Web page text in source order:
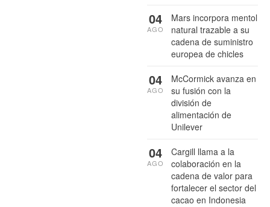
Mars incorpora mentol
natural trazable a su
cadena de suministro
europea de chicles
04
AGO
McCormick avanza en
su fusión con la
división de
alimentación de
Unilever
04
AGO
Cargill llama a la
colaboración en la
cadena de valor para
fortalecer el sector del
cacao en Indonesia
04
AGO